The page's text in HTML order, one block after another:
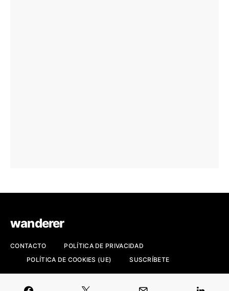
wanderer
CONTACTO
POLÍTICA DE PRIVACIDAD
POLÍTICA DE COOKIES (UE)
SUSCRÍBETE